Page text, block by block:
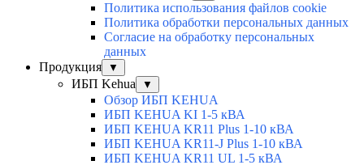
Политика использования файлов cookie
Политика обработки персональных данных
Согласие на обработку персональных
данных
Продукция
▼
ИБП Kehua ▼
Обзор ИБП KEHUA
ИБП KEHUA KI 1-5 кВА
ИБП KEHUA KR11 Plus 1-10 кВА
ИБП KEHUA KR11-J Plus 1-10 кВА
ИБП KEHUA KR11 UL 1-5 кВА